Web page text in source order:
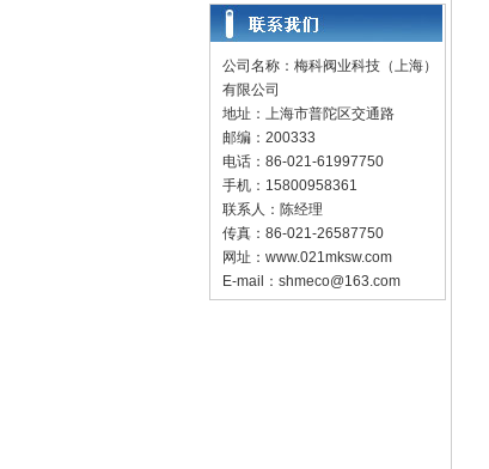
公司名称：梅科阀业科技（上海）
有限公司
地址：上海市普陀区交通路
邮编：200333
电话：86-021-61997750
手机：15800958361
联系人：陈经理
传真：86-021-26587750
网址： www.021mksw.com
E-mail： shmeco@163.com